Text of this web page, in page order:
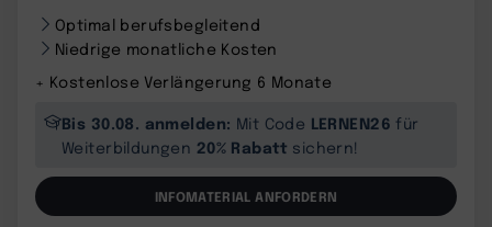
Optimal berufsbegleitend
Niedrige monatliche Kosten
+ Kostenlose Verlängerung 6 Monate
Bis 30.08. anmelden: Mit Code LERNEN26 für
Weiterbildungen 20% Rabatt sichern!
INFOMATERIAL ANFORDERN